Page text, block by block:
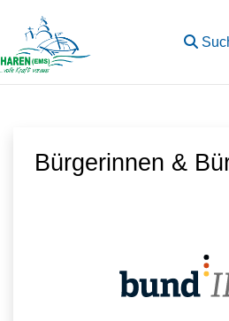
Zum Hauptinhalt springen
Bürgerinnen &